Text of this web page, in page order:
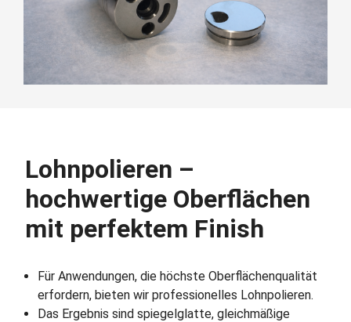
Lohnpolieren –
hochwertige Oberflächen
mit perfektem Finish
Für Anwendungen, die höchste Oberflächenqualität
erfordern, bieten wir professionelles Lohnpolieren.
Das Ergebnis sind spiegelglatte, gleichmäßige